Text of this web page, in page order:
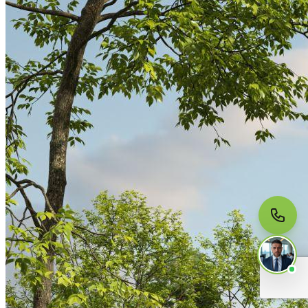
МЫ НА СВЯЗИ
Пишите нам
Онлайн · ответим за 5 минут
в рабочее время
Telegram
MAX